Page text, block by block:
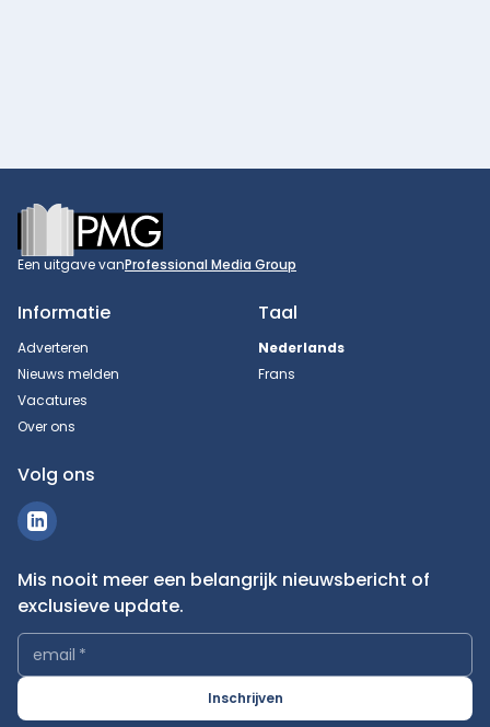
Footer
Een uitgave vanProfessional Media Group
Informatie
Adverteren
Nieuws melden
Vacatures
Over ons
Taal
Nederlands
Frans
Volg ons
Mis nooit meer een belangrijk nieuwsbericht of
exclusieve update.
email *
Inschrijven